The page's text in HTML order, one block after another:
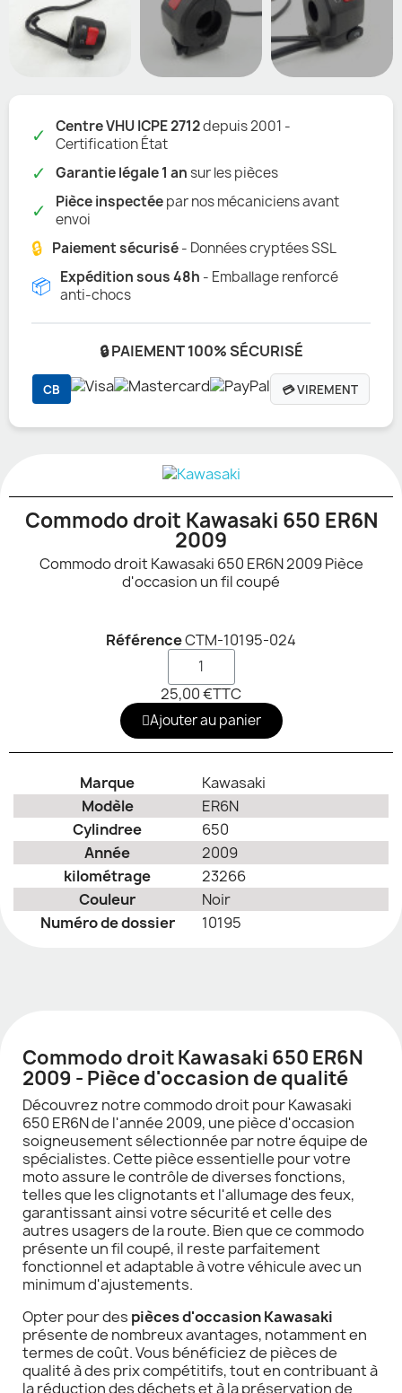
✓ Centre VHU ICPE 2712depuis 2001 -
Certification État
✓ Garantie légale 1 ansur les pièces
✓ Pièce inspectéepar nos mécaniciens avant
envoi
🔒 Paiement sécurisé- Données cryptées SSL
📦 Expédition sous 48h - Emballage renforcé
anti-chocs
🔒 PAIEMENT 100% SÉCURISÉ
CB 💳 VIREMENT
Commodo droit Kawasaki 650 ER6N
2009
Commodo droit Kawasaki 650 ER6N 2009 Pièce
d'occasion un fil coupé
RéférenceCTM-10195-024
25,00 €TTC
Ajouter au panier
Marque
Kawasaki
Modèle
ER6N
Cylindree
650
Année
2009
kilométrage
23266
Couleur
Noir
Numéro de dossier
10195
Commodo droit Kawasaki 650 ER6N
2009 - Pièce d'occasion de qualité
Découvrez notre commodo droit pour Kawasaki
650 ER6N de l'année 2009, une pièce d'occasion
soigneusement sélectionnée par notre équipe de
spécialistes. Cette pièce essentielle pour votre
moto assure le contrôle de diverses fonctions,
telles que les clignotants et l'allumage des feux,
garantissant ainsi votre sécurité et celle des
autres usagers de la route. Bien que ce commodo
présente un fil coupé, il reste parfaitement
fonctionnel et adaptable à votre véhicule avec un
minimum d'ajustements.
Opter pour des pièces d'occasion Kawasaki
présente de nombreux avantages, notamment en
termes de coût. Vous bénéficiez de pièces de
qualité à des prix compétitifs, tout en contribuant à
la réduction des déchets et à la préservation de